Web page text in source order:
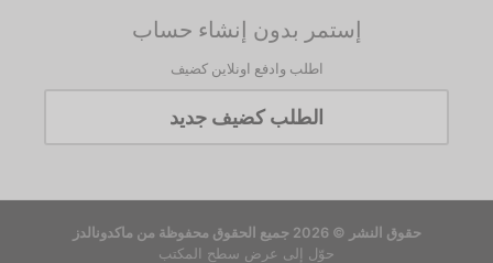
إستمر بدون إنشاء حساب
اطلب وادفع اونلاين كضيف
الطلب كضيف جديد
حقوق النشر © 2026 جميع الحقوق محفوظة من ماكدونالدز
حوّل إلى عرض سطح المكتب